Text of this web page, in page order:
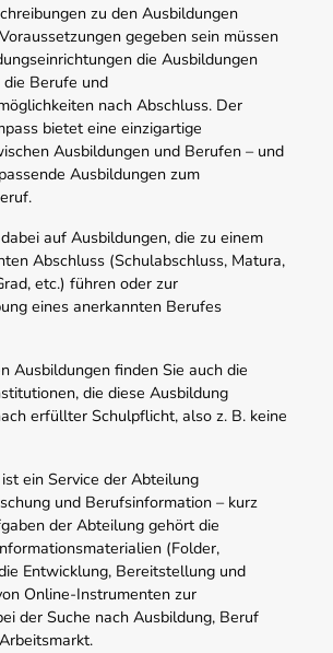
zu den Ausbildungen
gegeben sein müssen
die Ausbildungen
Berufe und
nach Abschluss. Der
bietet eine einzigartige
Ausbildungen und Berufen – und
Ausbildungen zum
auf Ausbildungen, die zu einem
Abschluss (Schulabschluss, Matura,
etc.) führen oder zur
eines anerkannten Berufes
Ausbildungen finden Sie auch die
die diese Ausbildung
erfüllter Schulpflicht, also z. B. keine
ein Service der Abteilung
und Berufsinformation – kurz
der Abteilung gehört die
(Folder,
Entwicklung, Bereitstellung und
Online-Instrumenten zur
der Suche nach Ausbildung, Beruf